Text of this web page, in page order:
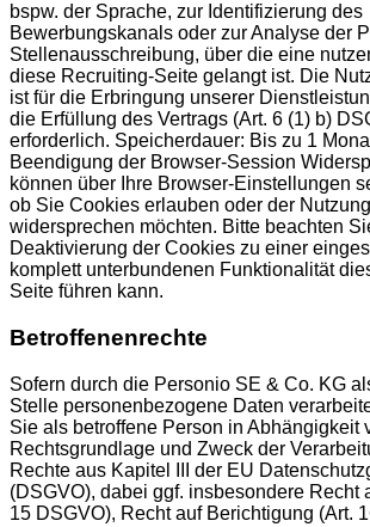
bspw. der Sprache, zur Identifizierung des
Bewerbungskanals oder zur Analyse der
Stellenausschreibung, über die eine
diese Recruiting-Seite gelangt ist. Die
ist für die Erbringung unserer
die Erfüllung des Vertrags (Art. 6 (1) b)
erforderlich. Speicherdauer: Bis zu 1
Beendigung der Browser-Session
können über Ihre Browser-Einstellungen
ob Sie Cookies erlauben oder der
widersprechen möchten. Bitte beachten
Deaktivierung der Cookies zu einer
komplett unterbundenen Funktionalität
Seite führen kann.
Betroffenenrechte
Sofern durch die Personio SE & Co. KG
Stelle personenbezogene Daten
Sie als betroffene Person in Abhängigkeit
Rechtsgrundlage und Zweck der
Rechte aus Kapitel III der EU
(DSGVO), dabei ggf. insbesondere Recht
15 DSGVO), Recht auf Berichtigung (Art.